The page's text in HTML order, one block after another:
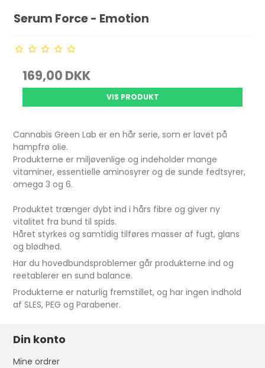
Serum Force - Emotion
169,00 DKK
VIS PRODUKT
Cannabis Green Lab er en hår serie, som er lavet på
hampfrø olie.
Produkterne er miljøvenlige og indeholder mange
vitaminer, essentielle aminosyrer og de sunde fedtsyrer,
omega 3 og 6.
Produktet trænger dybt ind i hårs fibre og giver ny
vitalitet fra bund til spids.
Håret styrkes og samtidig tilføres masser af fugt, glans
og blødhed.
Har du hovedbundsproblemer går produkterne ind og
reetablerer en sund balance.
Produkterne er naturlig fremstillet, og har ingen indhold
af SLES, PEG og Parabener.
Din konto
Mine ordrer